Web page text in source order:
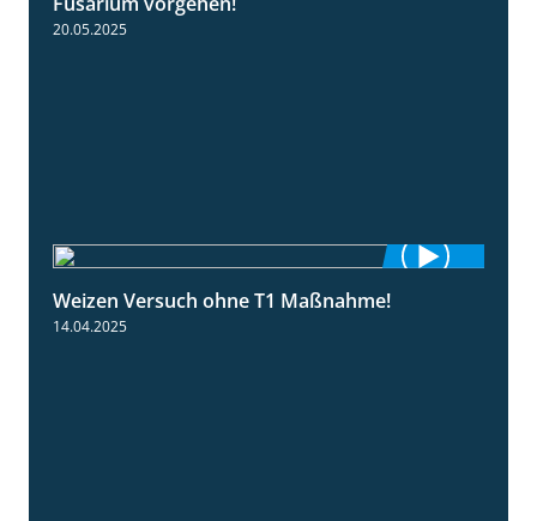
20.05.2025
Weizen Versuch ohne T1 Maßnahme!
14.04.2025